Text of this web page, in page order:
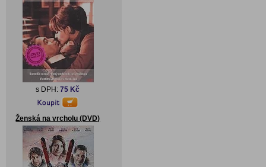
s DPH:75 Kč
Ženská na vrcholu (DVD)